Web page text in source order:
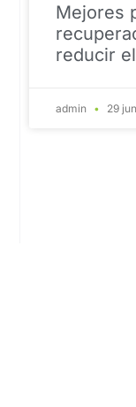
Mejores
reducir
admin 29